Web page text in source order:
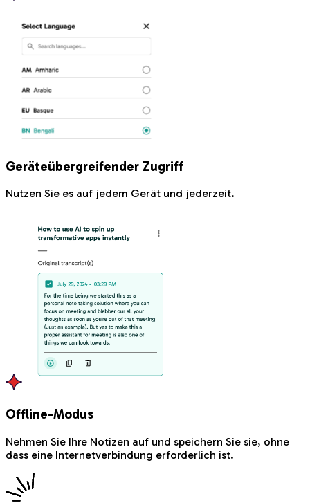
Geräteübergreifender Zugriff
Nutzen Sie es auf jedem Gerät und jederzeit.
Offline-Modus
Nehmen Sie Ihre Notizen auf und speichern Sie sie, ohne
dass eine Internetverbindung erforderlich ist.